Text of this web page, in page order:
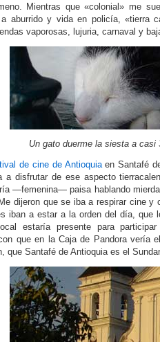
Mientras que «colonial» me
aburrido y vida en policía, «tierra
vaporosas, lujuria, carnaval y
Un gato duerme la siesta a casi
de cine de Antioquiaen Santafé
a disfrutar de ese aspecto
—femenina— paisa hablando
dijeron que se iba a respirar cine y
iban a estar a la orden del día, que
estaría presente para
que en la Caja de Pandora vería
que Santafé de Antioquia es el